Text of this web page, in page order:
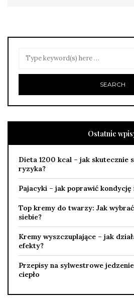
Ostatnie
Dieta 1200 kcal – jak skutecznie
ryzyka?
Pajacyki – jak poprawić
Top kremy do twarzy: Jak
siebie?
Kremy wyszczuplające – jak
efekty?
Przepisy na sylwestrowe
ciepło